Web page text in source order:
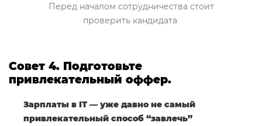
Перед началом сотрудничества стоит
проверить кандидата
Совет 4. Подготовьте
привлекательный оффер.
Зарплаты в IT — уже давно не самый
привлекательный способ “завлечь”